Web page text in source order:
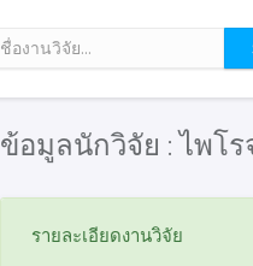
ข้อมูลนักวิจัย : ไพโร
รายละเอียดงานวิจัย